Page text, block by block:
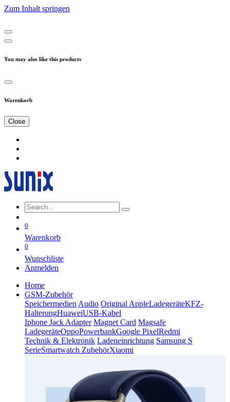
Zum Inhalt springen
You may also like this products
Warenkorb
Close
0
Warenkorb
0
Wunschliste
Anmelden
Home
GSM-Zubehör
Speichermedien Audio Original AppleLadegeräteKFZ-
HalterungHuaweiUSB-Kabel
Iphone Jack Adapter Magnet Card Magsafe
LadegeräteOppoPowerbankGoogle PixelRedmi
Technik & Elektronik Ladeneinrichtung Samsung S
SerieSmartwatch ZubehörXiaomi